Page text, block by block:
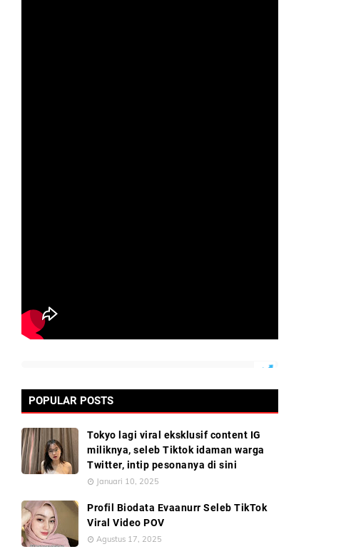
POPULAR POSTS
Tokyo lagi viral eksklusif content IG
miliknya, seleb Tiktok idaman warga
Twitter, intip pesonanya di sini
Januari 10, 2025
Profil Biodata Evaanurr Seleb TikTok
Viral Video POV
Agustus 17, 2025